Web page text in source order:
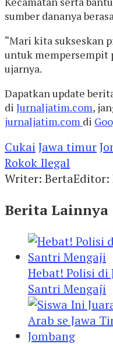
sumber dananya
“Mari kita sukseskan
untuk mempersempit
ujarnya.
Dapatkan update
di Jurnaljatim.com,
jurnaljatim.com di
Cukai Jawa timur
Rokok Ilegal
Writer: BertaEditor:
Berita Lainnya
Hebat! Polisi di
Santri Mengaji